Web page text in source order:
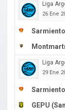
Liga
26 Ene
Liga
29 Ene
GEPU